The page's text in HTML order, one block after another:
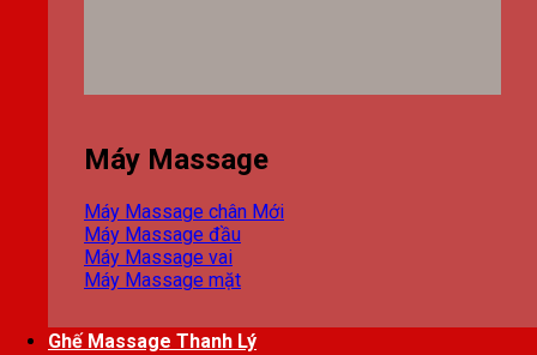
Máy Massage
Máy Massage chân
Máy Massage đầu
Máy Massage vai
Máy Massage mặt
Ghế Massage Thanh Lý